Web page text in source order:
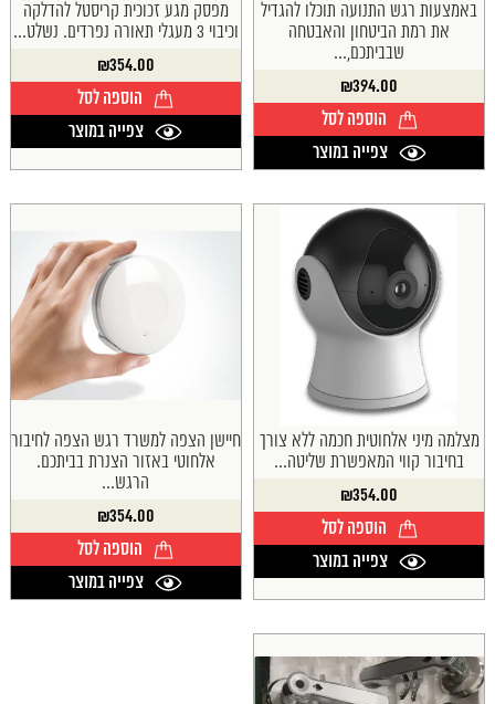
באמצעות רגש התנועה תוכלו להגדיל
את רמת הביטחון והאבטחה
שבביתכם,...
₪394.00
הוספה לסל
צפייה במוצר
מפסק מגע זכוכית קריסטל להדלקה
וכיבוי 3 מעגלי תאורה נפרדים. נשלט...
₪354.00
הוספה לסל
צפייה במוצר
מצלמה מיני אלחוטית חכמה ללא צורך
בחיבור קווי המאפשרת שליטה...
₪354.00
הוספה לסל
צפייה במוצר
חיישן הצפה למשרד רגש הצפה לחיבור
אלחוטי באזור הצנרת בביתכם.
הרגש...
₪354.00
הוספה לסל
צפייה במוצר